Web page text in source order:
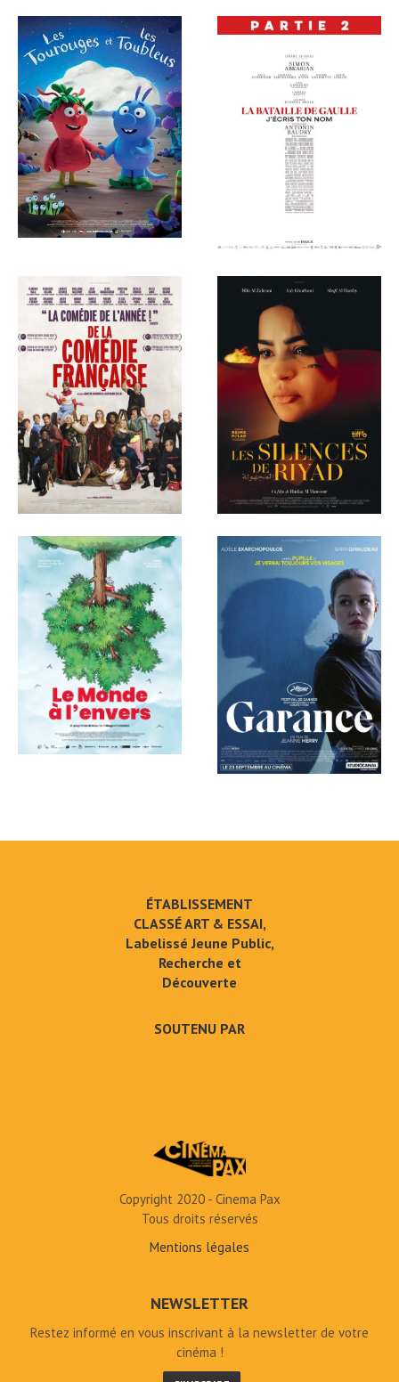
ÉTABLISSEMENT
CLASSÉ ART & ESSAI,
Labelissé Jeune Public,
Recherche et
Découverte
SOUTENU PAR
Copyright 2020 - Cinema Pax
Tous droits réservés
Mentions légales
NEWSLETTER
Restez informé en vous inscrivant à la newsletter de votre
cinéma !